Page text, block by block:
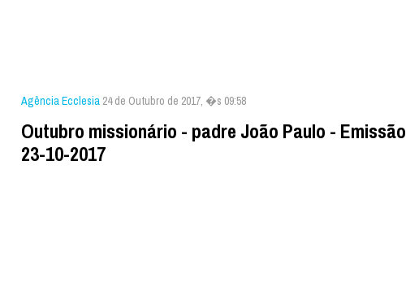
Agência Ecclesia 24 de Outubro de 2017, �s 09:58
Outubro missionário - padre João Paulo - Emissão
23-10-2017